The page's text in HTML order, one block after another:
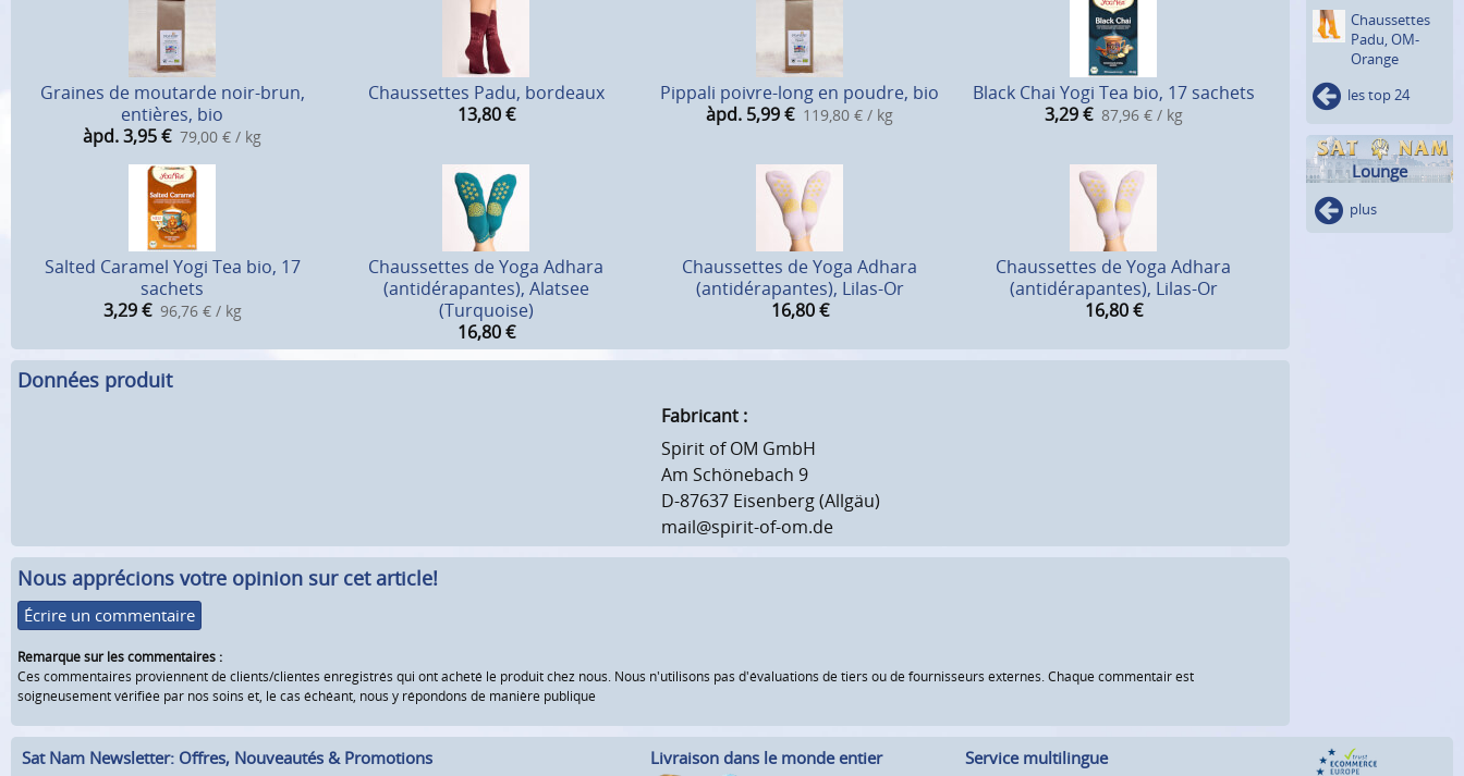
Graines de moutarde noir-brun,
entières, bio
àpd. 3,95€ 79,00 € / kg
Chaussettes Padu, bordeaux
13,80 €
Pippali poivre-long en poudre, bio
àpd. 5,99€ 119,80 € / kg
Black Chai Yogi Tea bio, 17 sachets
3,29 € 87,96 € / kg
Salted Caramel Yogi Tea bio, 17
sachets
3,29 € 96,76 € / kg
Chaussettes de Yoga Adhara
(antidérapantes), Alatsee
(Turquoise)
16,80 €
Chaussettes de Yoga Adhara
(antidérapantes), Lilas-Or
16,80 €
Chaussettes de Yoga Adhara
(antidérapantes), Lilas-Or
16,80 €
Données produit
Fabricant :
Spirit of OM GmbH
Am Schönebach 9
D-87637 Eisenberg (Allgäu)
mail@spirit-of-om.de
Nous apprécions votre opinion sur cet article!
Écrire un commentaire
Remarque sur les commentaires :
Ces commentaires proviennent de clients/clientes enregistrés qui ont acheté le produit chez nous. Nous n'utilisons pas d'évaluations de tiers ou de fournisseurs externes. Chaque commentair est
soigneusement vérifiée par nos soins et, le cas échéant, nous y répondons de manière publique
Chausset­tes
Padu, OM-
Orange
les top 24
Lounge
plus
Sat Nam Newsletter: Offres, Nouveautés & Promotions
Livraison dans le monde entier Service multilingue